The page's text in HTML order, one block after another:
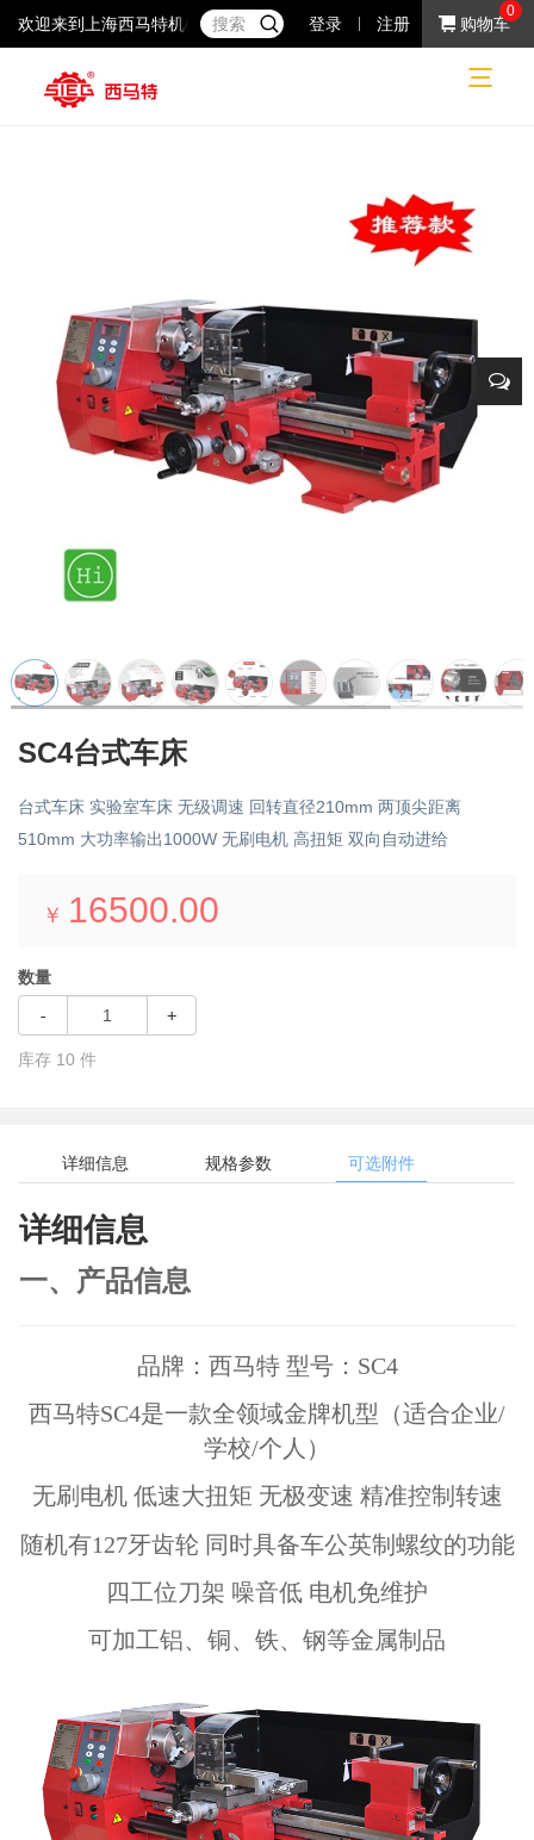
欢迎来到上海西马特机械制造有限公司！37年专注于小机床产品的研
登录 注册 购物车
0
普通机床
网站首页 普通机床
SC4台式车床
台式车床 实验室车床 无级调速 回转直径210mm 两顶尖距离
510mm 大功率输出1000W 无刷电机 高扭矩 双向自动进给
￥ 16500.00
数量
-
+
库存 10 件
详细信息 规格参数 可选附件
详细信息
一、产品信息
品牌：西马特 型号：SC4
西马特SC4是一款全领域金牌机型（适合企业/
学校/个人）
无刷电机 低速大扭矩 无极变速 精准控制转速
随机有127牙齿轮 同时具备车公英制螺纹的功能
四工位刀架 噪音低 电机免维护
可加工铝、铜、铁、钢等金属制品